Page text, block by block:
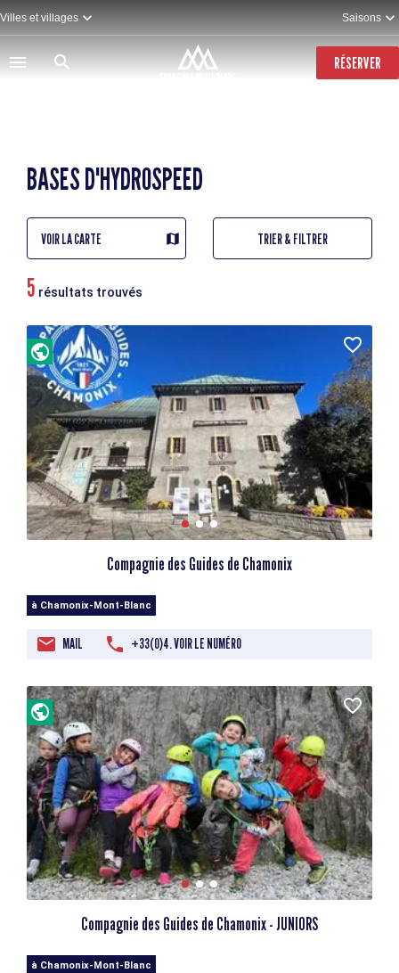
Aller
au
contenu
principal
Villes et villages Saisons
RÉSERVER
BASES D'HYDROSPEED
VOIR LA CARTE TRIER & FILTRER
5 résultats trouvés
Compagnie des Guides de Chamonix
à Chamonix-Mont-Blanc
MAIL +33(0)4. VOIR LE NUMÉRO
Compagnie des Guides de Chamonix - JUNIORS
à Chamonix-Mont-Blanc